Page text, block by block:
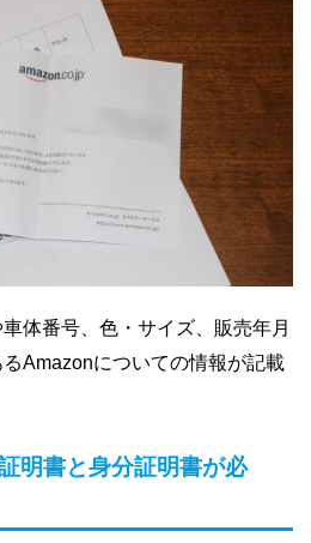
体番号、色・サイズ、販売年月
Amazonについての情報が記載
明書と身分証明書が必